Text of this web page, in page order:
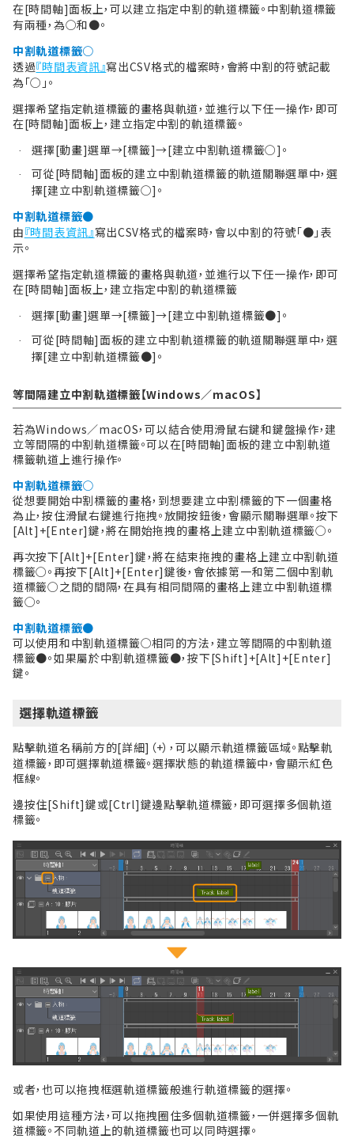
在[時間軸]面板上，可以建立指定中割的軌道標籤。中割軌道標籤
有兩種，為○和●。
中割軌道標籤○
透過『時間表資訊』寫出CSV格式的檔案時，會將中割的符號記載
為「○」。
選擇希望指定軌道標籤的畫格與軌道，並進行以下任一操作，即可
在[時間軸]面板上，建立指定中割的軌道標籤。
· 選擇[動畫]選單→[標籤]→[建立中割軌道標籤○]。
·
可從[時間軸]面板的建立中割軌道標籤的軌道關聯選單中，選
擇[建立中割軌道標籤○]。
中割軌道標籤●
由『時間表資訊』寫出CSV格式的檔案時，會以中割的符號「●」表
示。
選擇希望指定軌道標籤的畫格與軌道，並進行以下任一操作，即可
在[時間軸]面板上，建立指定中割的軌道標籤
· 選擇[動畫]選單→[標籤]→[建立中割軌道標籤●]。
·
可從[時間軸]面板的建立中割軌道標籤的軌道關聯選單中，選
擇[建立中割軌道標籤●]。
等間隔建立中割軌道標籤【Windows／macOS】
若為Windows／macOS，可以結合使用滑鼠右鍵和鍵盤操作，建
立等間隔的中割軌道標籤。可以在[時間軸]面板的建立中割軌道
標籤軌道上進行操作。
中割軌道標籤○
從想要開始中割標籤的畫格，到想要建立中割標籤的下一個畫格
為止，按住滑鼠右鍵進行拖拽。放開按鈕後，會顯示關聯選單。按下
[Alt]+[Enter]鍵，將在開始拖拽的畫格上建立中割軌道標籤○。
再次按下[Alt]+[Enter]鍵，將在結束拖拽的畫格上建立中割軌道
標籤○。再按下[Alt]+[Enter]鍵後，會依據第一和第二個中割軌
道標籤○之間的間隔，在具有相同間隔的畫格上建立中割軌道標
籤○。
中割軌道標籤●
可以使用和中割軌道標籤○相同的方法，建立等間隔的中割軌道
標籤●。如果屬於中割軌道標籤●，按下[Shift]+[Alt]+[Enter]
鍵。
選擇軌道標籤
點擊軌道名稱前方的[詳細]（+），可以顯示軌道標籤區域。點擊軌
道標籤，即可選擇軌道標籤。選擇狀態的軌道標籤中，會顯示紅色
框線。
邊按住[Shift]鍵或[Ctrl]鍵邊點擊軌道標籤，即可選擇多個軌道
標籤。
或者，也可以拖拽框選軌道標籤般進行軌道標籤的選擇。
如果使用這種方法，可以拖拽圈住多個軌道標籤，一併選擇多個軌
道標籤。不同軌道上的軌道標籤也可以同時選擇。